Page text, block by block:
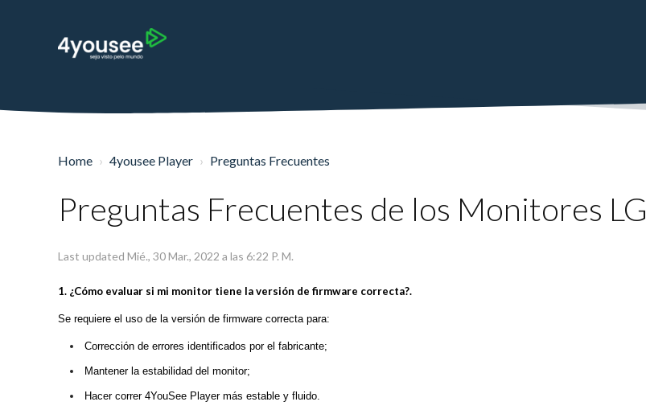
Home 4yousee Player Preguntas Frecuentes
Preguntas Frecuentes de los Monitores LG
Last updated Mié., 30 Mar., 2022 a las 6:22 P. M.
1. ¿Cómo evaluar si mi monitor tiene la versión de firmware correcta?.
Se requiere el uso de la versión de firmware correcta para:
Corrección de errores identificados por el fabricante;
Mantener la estabilidad del monitor;
Hacer correr 4YouSee Player más estable y fluido.